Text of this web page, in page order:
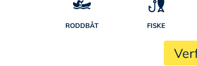
RODDBÅT FISKE